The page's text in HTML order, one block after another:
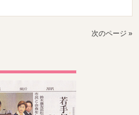
次のページ »